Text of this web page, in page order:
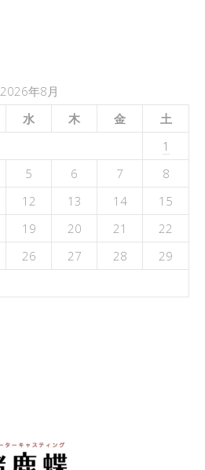
2026年8月
水 木 金
土
1
5 6 7
8
12 13 14
15
19 20 21
22
26 27 28
29